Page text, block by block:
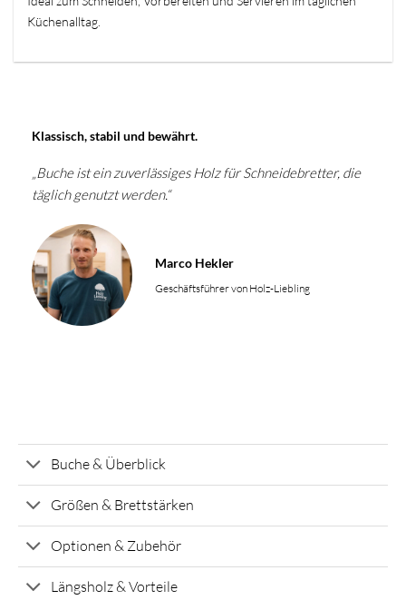
Küchenalltag.
Klassisch, stabil und bewährt.
„Buche ist ein zuverlässiges Holz für Schneidebretter, die
täglich genutzt werden.“
Marco Hekler
Geschäftsführer von Holz-Liebling
Buche & Überblick
Größen & Brettstärken
Optionen & Zubehör
Längsholz & Vorteile